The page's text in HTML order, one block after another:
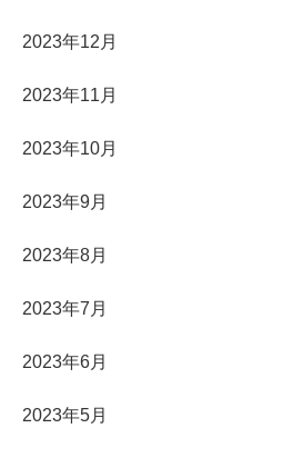
2023年12月
2023年11月
2023年10月
2023年9月
2023年8月
2023年7月
2023年6月
2023年5月